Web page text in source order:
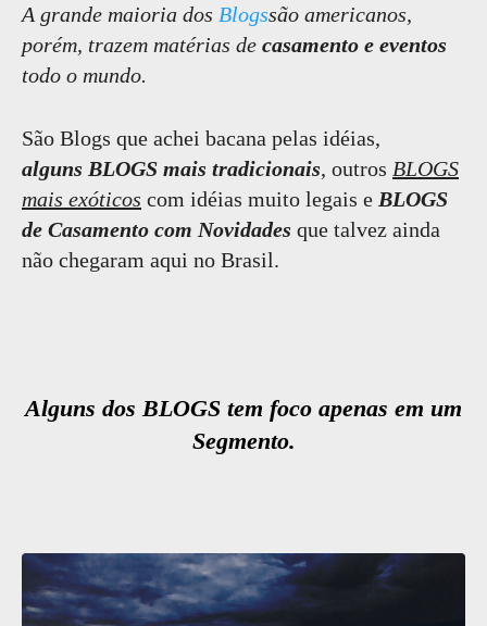
A grande maioria dos Blogssão americanos,
porém, trazem matérias de casamento e eventos
todo o mundo.
São Blogs que achei bacana pelas idéias,
alguns BLOGS mais tradicionais, outros BLOGS
mais exóticos com idéias muito legais e BLOGS
de Casamento com Novidades que talvez ainda
não chegaram aqui no Brasil.
Alguns dos BLOGS tem foco apenas em um
Segmento.